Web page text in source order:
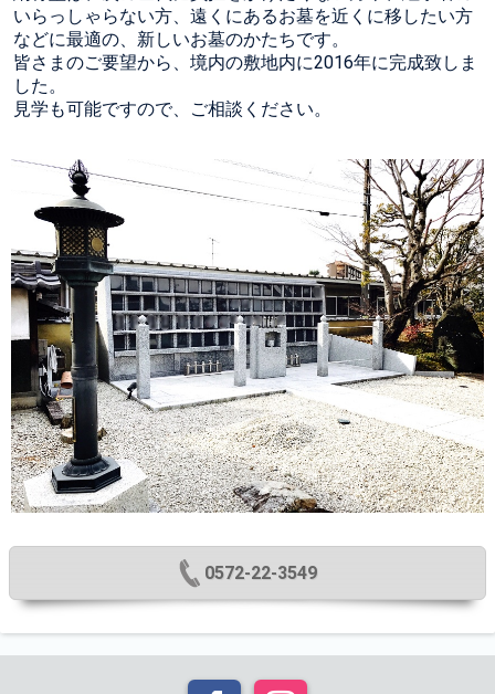
いらっしゃらない方、遠くにあるお墓を近くに移したい方
などに最適の、新しいお墓のかたちです。
皆さまのご要望から、境内の敷地内に2016年に完成致しま
した。
見学も可能ですので、ご相談ください。
0572-22-3549